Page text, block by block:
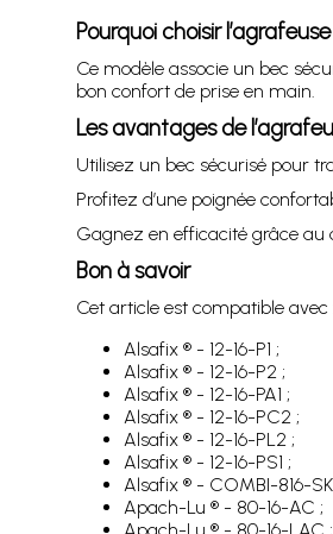
Pourquoi choisir
Ce modèle associe un bec
bon confort de prise en main.
Les avantages de
Utilisez un bec sécurisé pour
Profitez d’une poignée
Gagnez en efficacité grâce au
Bon à savoir
Cet article est compatible avec
Alsafix ® - 12-16-P1 ;
Alsafix ® - 12-16-P2 ;
Alsafix ® - 12-16-PA1 ;
Alsafix ® - 12-16-PC2 ;
Alsafix ® - 12-16-PL2 ;
Alsafix ® - 12-16-PS1 ;
Alsafix ® - COMBI-816-
Apach-Lu ® - 80-16-AC ;